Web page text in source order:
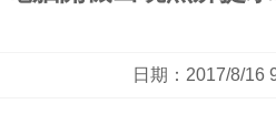
日期：2017/8/